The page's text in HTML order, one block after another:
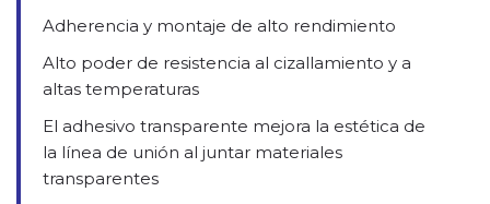
Adherencia y montaje de alto rendimiento
Alto poder de resistencia al cizallamiento y a
altas temperaturas
El adhesivo transparente mejora la estética de
la línea de unión al juntar materiales
transparentes